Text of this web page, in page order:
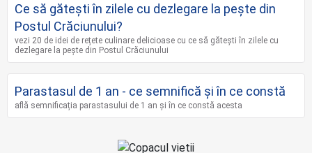
Ce să gătești în zilele cu dezlegare la pește din
Postul Crăciunului?
vezi 20 de idei de rețete culinare delicioase cu ce să gătești în zilele cu
dezlegare la pește din Postul Crăciunului
Parastasul de 1 an - ce semnifică și în ce constă
află semnificația parastasului de 1 an și în ce constă acesta